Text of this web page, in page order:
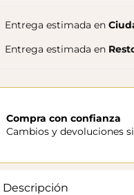
Entrega estimada en
Entrega estimada en
Compra con confianza
Cambios y devoluciones
Descripción